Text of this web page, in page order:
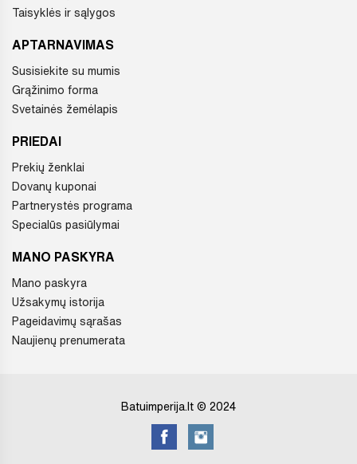
Taisyklės ir sąlygos
APTARNAVIMAS
Susisiekite su mumis
Grąžinimo forma
Svetainės žemėlapis
PRIEDAI
Prekių ženklai
Dovanų kuponai
Partnerystės programa
Specialūs pasiūlymai
MANO PASKYRA
Mano paskyra
Užsakymų istorija
Pageidavimų sąrašas
Naujienų prenumerata
Batuimperija.lt © 2024